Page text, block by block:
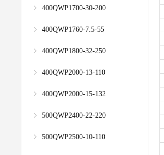
400QWP1700-30-200
400QWP1760-7.5-55
400QWP1800-32-250
400QWP2000-13-110
400QWP2000-15-132
500QWP2400-22-220
500QWP2500-10-110